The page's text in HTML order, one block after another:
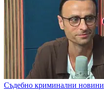
Съдебно криминални новини